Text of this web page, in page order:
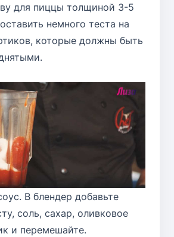
для пиццы толщиной 3-5
немного теста на
которые должны быть
В блендер добавьте
соль, сахар, оливковое
и перемешайте.